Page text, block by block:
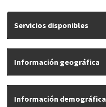
Servicios disponibles
Información geográfica
Información demográfica